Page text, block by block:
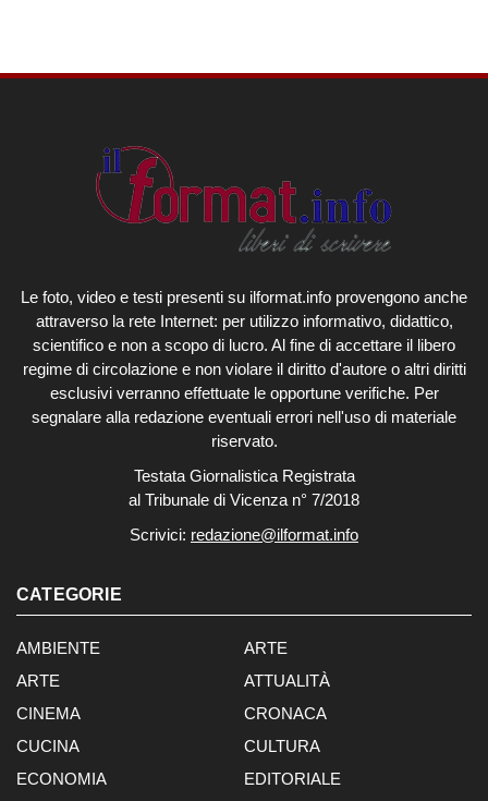
Le foto, video e testi presenti su ilformat.info provengono anche
attraverso la rete Internet: per utilizzo informativo, didattico,
scientifico e non a scopo di lucro. Al fine di accettare il libero
regime di circolazione e non violare il diritto d'autore o altri diritti
esclusivi verranno effettuate le opportune verifiche. Per
segnalare alla redazione eventuali errori nell'uso di materiale
riservato.
Testata Giornalistica Registrata
al Tribunale di Vicenza n° 7/2018
Scrivici: redazione@ilformat.info
CATEGORIE
AMBIENTE
ARTE
ARTE
ATTUALITÀ
CINEMA
CRONACA
CUCINA
CULTURA
ECONOMIA
EDITORIALE